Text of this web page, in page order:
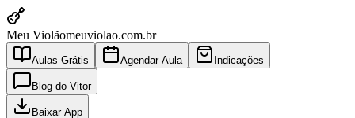
Meu Violãomeuviolao.com.br
Aulas Grátis Agendar Aula Indicações
Blog do Vitor
Baixar App